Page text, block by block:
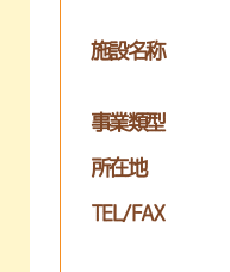
施設名称
事業類型
所在地
TEL/FAX